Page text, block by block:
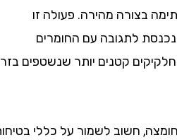
מהירה. פעולה זו
לתגובה עם החומרים
קטנים יותר שנשטפים בזרם
חשוב לשמור על כללי בטיחות.